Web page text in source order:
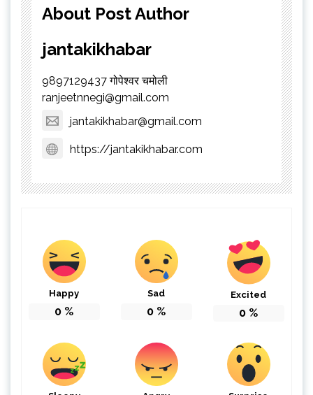
About Post Author
jantakikhabar
9897129437 गोपेश्वर चमोली
ranjeetnnegi@gmail.com
jantakikhabar@gmail.com
https://jantakikhabar.com
Happy
0 %
Sad
0 %
Excited
0 %